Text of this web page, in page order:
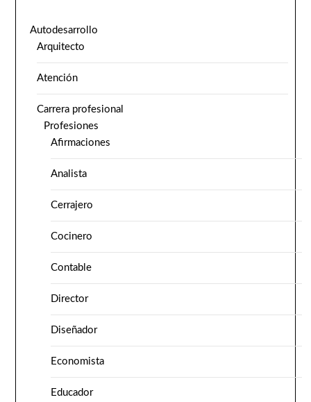
Autodesarrollo
Arquitecto
Atención
Carrera profesional
Profesiones
Afirmaciones
Analista
Cerrajero
Cocinero
Contable
Director
Diseñador
Economista
Educador